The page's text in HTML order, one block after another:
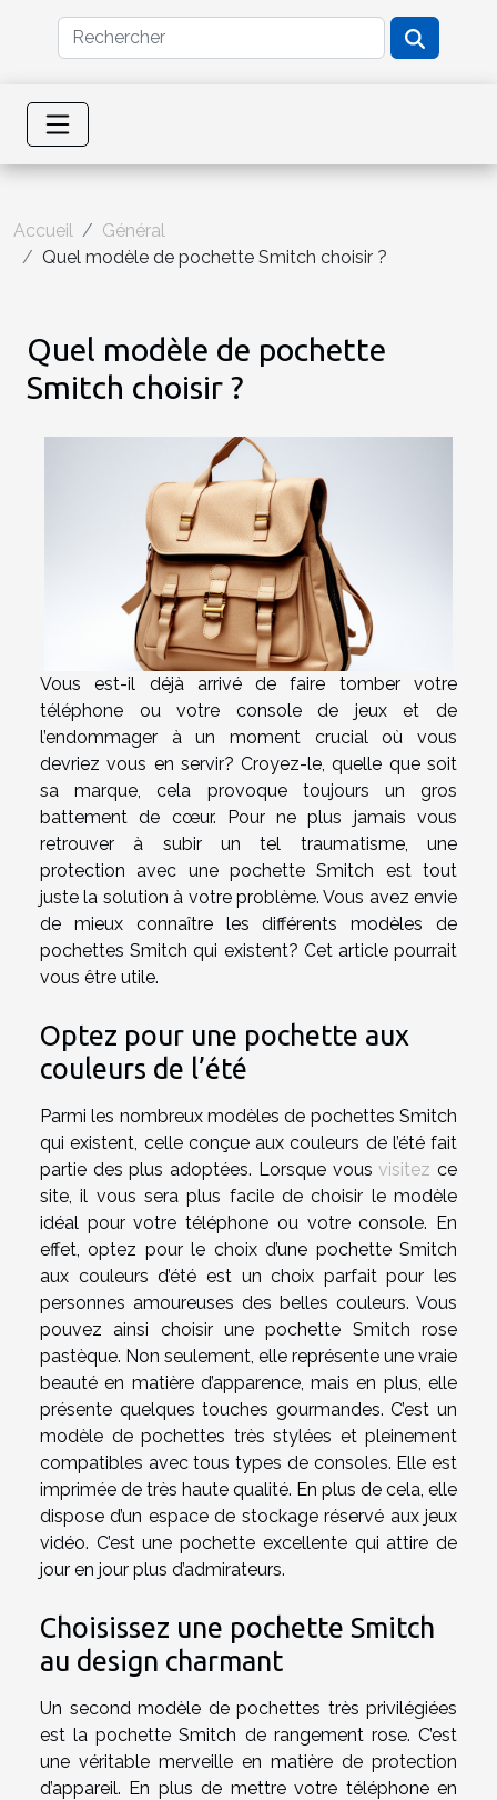
Accueil
Général
Quel modèle de pochette Smitch choisir ?
Quel modèle de pochette
Smitch choisir ?
Vous est-il déjà arrivé de faire tomber votre
téléphone ou votre console de jeux et de
l’endommager à un moment crucial où vous
devriez vous en servir? Croyez-le, quelle que soit
sa marque, cela provoque toujours un gros
battement de cœur. Pour ne plus jamais vous
retrouver à subir un tel traumatisme, une
protection avec une pochette Smitch est tout
juste la solution à votre problème. Vous avez envie
de mieux connaître les différents modèles de
pochettes Smitch qui existent? Cet article pourrait
vous être utile.
Optez pour une pochette aux
couleurs de l’été
Parmi les nombreux modèles de pochettes Smitch
qui existent, celle conçue aux couleurs de l’été fait
partie des plus adoptées. Lorsque vousvisitez ce
site, il vous sera plus facile de choisir le modèle
idéal pour votre téléphone ou votre console. En
effet, optez pour le choix d’une pochette Smitch
aux couleurs d’été est un choix parfait pour les
personnes amoureuses des belles couleurs. Vous
pouvez ainsi choisir une pochette Smitch rose
pastèque. Non seulement, elle représente une vraie
beauté en matière d’apparence, mais en plus, elle
présente quelques touches gourmandes. C’est un
modèle de pochettes très stylées et pleinement
compatibles avec tous types de consoles. Elle est
imprimée de très haute qualité. En plus de cela, elle
dispose d’un espace de stockage réservé aux jeux
vidéo. C’est une pochette excellente qui attire de
jour en jour plus d’admirateurs.
Choisissez une pochette Smitch
au design charmant
Un second modèle de pochettes très privilégiées
est la pochette Smitch de rangement rose. C’est
une véritable merveille en matière de protection
d’appareil. En plus de mettre votre téléphone en